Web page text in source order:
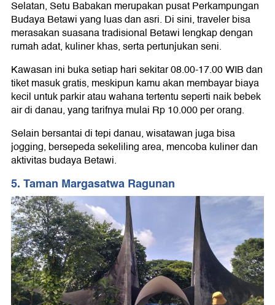
Selatan, Setu Babakan merupakan pusat Perkampungan
Budaya Betawi yang luas dan asri. Di sini, traveler bisa
merasakan suasana tradisional Betawi lengkap dengan
rumah adat, kuliner khas, serta pertunjukan seni.
Kawasan ini buka setiap hari sekitar 08.00-17.00 WIB dan
tiket masuk gratis, meskipun kamu akan membayar biaya
kecil untuk parkir atau wahana tertentu seperti naik bebek
air di danau, yang tarifnya mulai Rp 10.000 per orang.
Selain bersantai di tepi danau, wisatawan juga bisa
jogging, bersepeda sekeliling area, mencoba kuliner dan
aktivitas budaya Betawi.
5. Taman Margasatwa Ragunan